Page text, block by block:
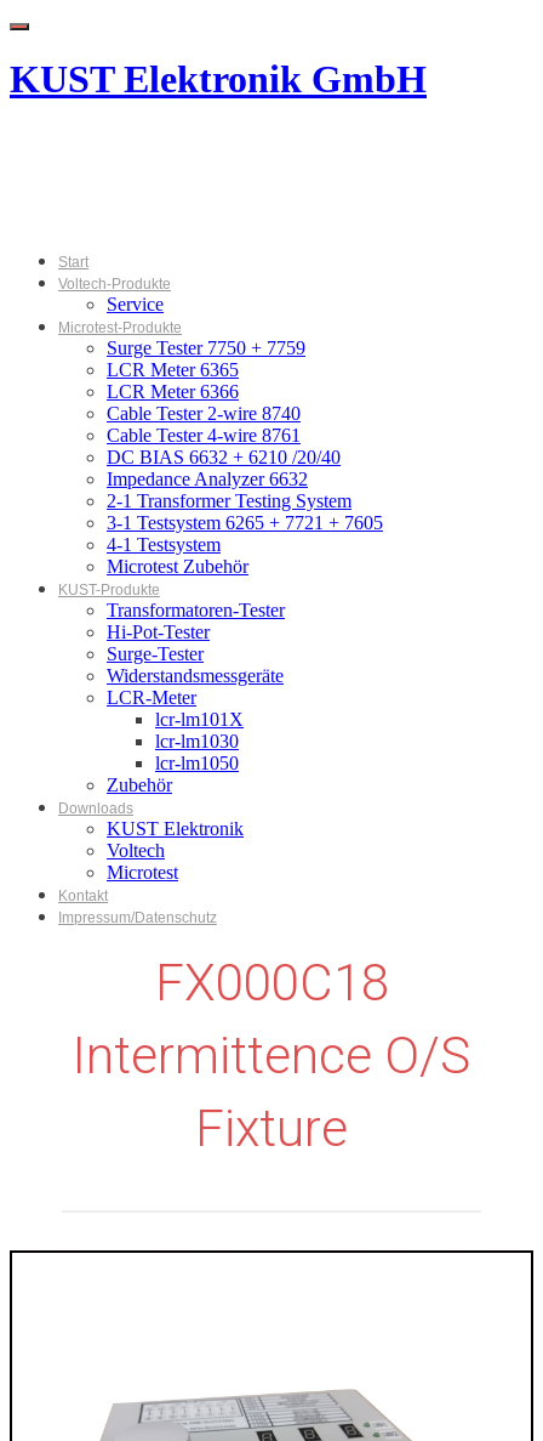
Menu
KUST Elektronik GmbH
Start
Voltech-Produkte
Service
Microtest-Produkte
Surge Tester 7750 + 7759
LCR Meter 6365
LCR Meter 6366
Cable Tester 2-wire 8740
Cable Tester 4-wire 8761
DC BIAS 6632 + 6210 /20/40
Impedance Analyzer 6632
2-1 Transformer Testing System
3-1 Testsystem 6265 + 7721 + 7605
4-1 Testsystem
Microtest Zubehör
KUST-Produkte
Transformatoren-Tester
Hi-Pot-Tester
Surge-Tester
Widerstandsmessgeräte
LCR-Meter
lcr-lm101X
lcr-lm1030
lcr-lm1050
Zubehör
Downloads
KUST Elektronik
Voltech
Microtest
Kontakt
Impressum/Datenschutz
FX000C18
Intermittence O/S
Fixture